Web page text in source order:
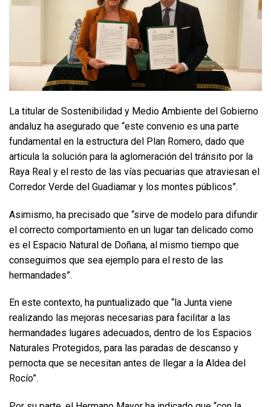
La titular de Sostenibilidad y Medio Ambiente del Gobierno
andaluz ha asegurado que “este convenio es una parte
fundamental en la estructura del Plan Romero, dado que
articula la solución para la aglomeración del tránsito por la
Raya Real y el resto de las vías pecuarias que atraviesan el
Corredor Verde del Guadiamar y los montes públicos”.
Asimismo, ha precisado que “sirve de modelo para difundir
el correcto comportamiento en un lugar tan delicado como
es el Espacio Natural de Doñana, al mismo tiempo que
conseguimos que sea ejemplo para el resto de las
hermandades”.
En este contexto, ha puntualizado que “la Junta viene
realizando las mejoras necesarias para facilitar a las
hermandades lugares adecuados, dentro de los Espacios
Naturales Protegidos, para las paradas de descanso y
pernocta que se necesitan antes de llegar a la Aldea del
Rocío”.